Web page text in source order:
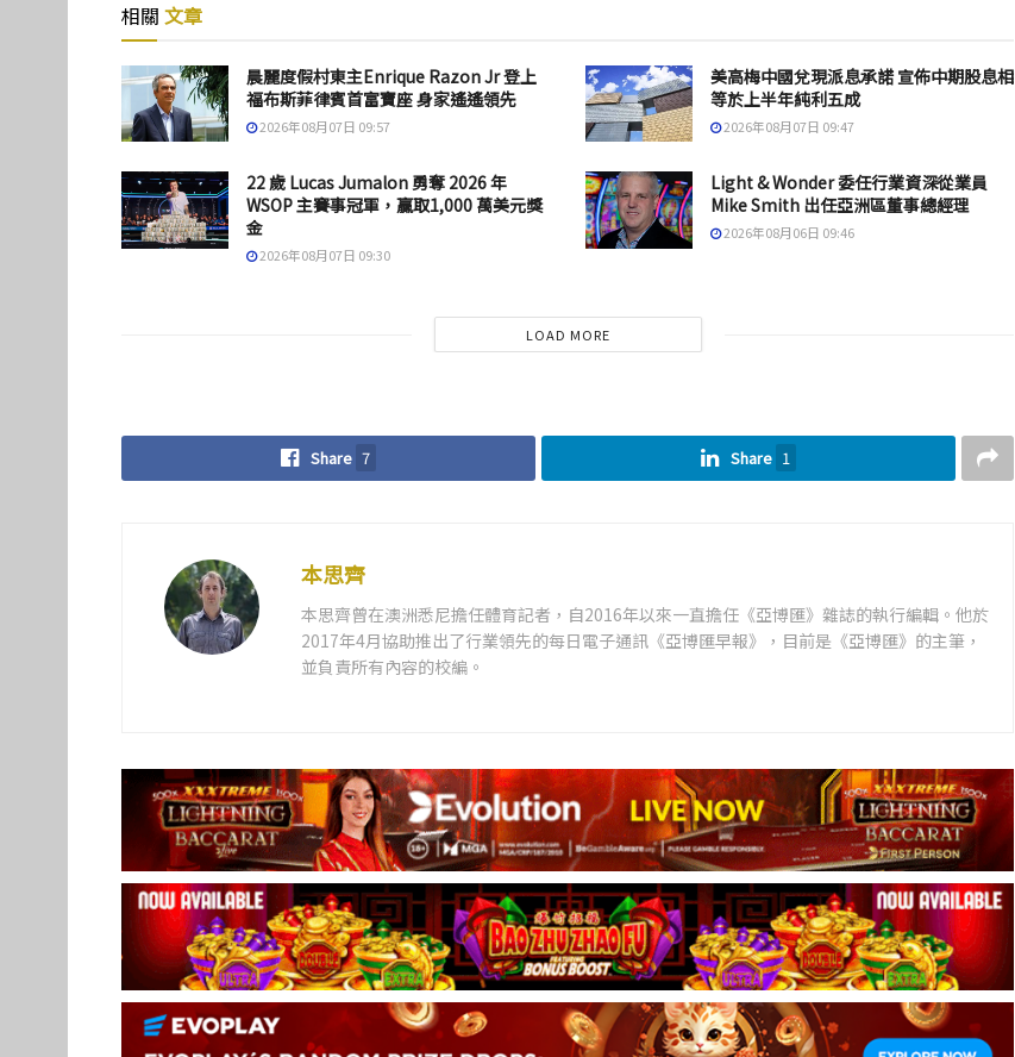
相關 文章
晨麗度假村東主Enrique Razon Jr 登上
福布斯菲律賓首富寶座 身家遙遙領先
2026年08月07日 09:57
美高梅中國兌現派息承諾 宣佈中期股息相
等於上半年純利五成
2026年08月07日 09:47
22 歲 Lucas Jumalon 勇奪 2026 年
WSOP 主賽事冠軍，贏取1,000 萬美元獎
金
2026年08月07日 09:30
Light & Wonder 委任行業資深從業員
Mike Smith 出任亞洲區董事總經理
2026年08月06日 09:46
LOAD MORE
Share 7 Share 1
本思齊
本思齊曾在澳洲悉尼擔任體育記者，自2016年以來一直擔任《亞博匯》雜誌的執行編輯。他於
2017年4月協助推出了行業領先的每日電子通訊《亞博匯早報》，目前是《亞博匯》的主筆，
並負責所有內容的校編。